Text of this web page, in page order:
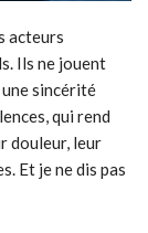
acteurs
Ils ne jouent
sincérité
qui rend
douleur, leur
Et je ne dis pas